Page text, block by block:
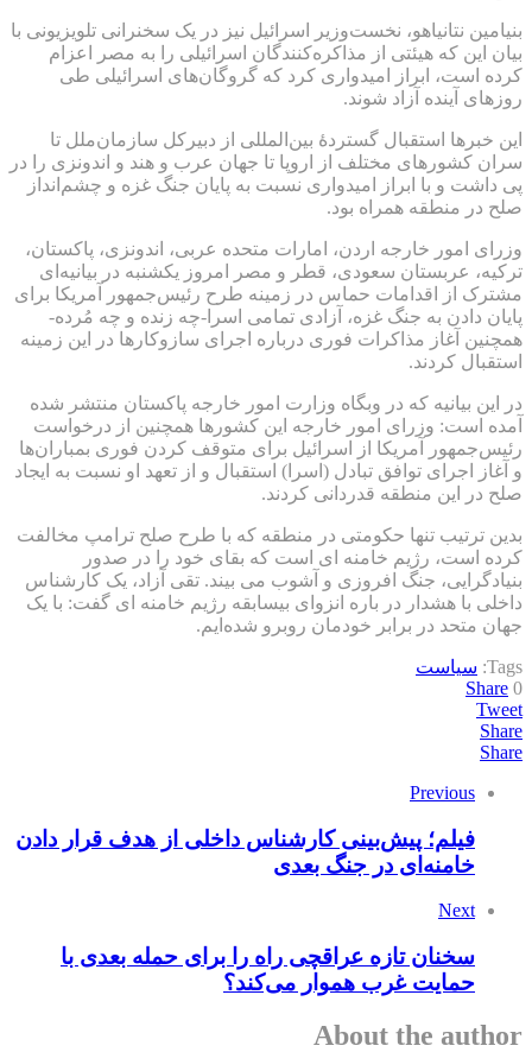
بنیامین نتانیاهو، نخست‌وزیر اسرائیل نیز در یک سخنرانی تلویزیونی با
بیان این که هیئتی از مذاکره‌کنندگان اسرائیلی را به مصر اعزام
کرده است، ابراز امیدواری کرد که گروگان‌های اسرائیلی طی
روزهای آینده آزاد شوند.
این خبرها استقبال گستردهٔ بین‌المللی از دبیرکل سازمان‌ملل تا
سران کشورهای مختلف از اروپا تا جهان عرب و هند و اندونزی را در
پی داشت و با ابراز امیدواری نسبت به پایان جنگ غزه و چشم‌انداز
صلح در منطقه همراه بود.
وزرای امور خارجه اردن، امارات متحده عربی، اندونزی، پاکستان،
ترکیه، عربستان سعودی،‌ قطر و مصر امروز یکشنبه در بیانیه‌ای
مشترک از اقدامات حماس در زمینه طرح رئیس‌جمهور آمریکا برای
پایان دادن به جنگ غزه، آزادی تمامی اسرا-چه زنده و چه مُرده-
همچنین آغاز مذاکرات فوری درباره اجرای سازوکارها در این زمینه
استقبال کردند.
در این بیانیه که در وبگاه وزارت امور خارجه پاکستان منتشر شده
آمده است: وزرای امور خارجه این کشورها همچنین از درخواست
رئیس‌جمهور آمریکا از اسرائیل برای متوقف کردن فوری بمباران‌ها
و آغاز اجرای توافق تبادل (اسرا) استقبال و از تعهد او نسبت به ایجاد
صلح در این منطقه قدردانی کردند.
بدین ترتیب تنها حکومتی در منطقه که با طرح صلح ترامپ مخالفت
کرده است، رژیم خامنه ای است که بقای خود را در صدور
بنیادگرایی، جنگ افروزی و آشوب می بیند. تقی آزاد، یک کارشناس
داخلی با هشدار در باره انزوای بیسابقه رژیم خامنه ای گفت: با یک
جهان متحد در برابر خودمان روبرو شده‌ایم.
Tags: سیاست
Share 0
Tweet
Share
Share
Previous
فیلم؛ پیش‌بینی کارشناس داخلی از هدف قرار دادن
خامنه‌ای در جنگ بعدی
Next
سخنان تازه عراقچی راه را برای حمله بعدی با
حمایت غرب هموار می‌کند؟
About the author